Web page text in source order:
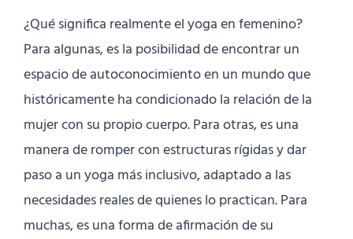
¿Qué significa realmente el yoga en femenino?
Para algunas, es la posibilidad de encontrar un
espacio de autoconocimiento en un mundo que
históricamente ha condicionado la relación de la
mujer con su propio cuerpo. Para otras, es una
manera de romper con estructuras rígidas y dar
paso a un yoga más inclusivo, adaptado a las
necesidades reales de quienes lo practican. Para
muchas, es una forma de afirmación de su